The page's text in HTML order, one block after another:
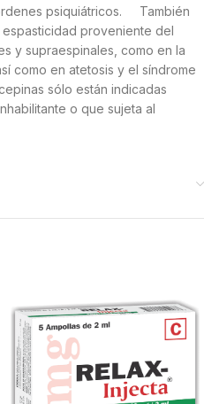
psiquiátricos. También
proveniente del
y supraespinales, como en la
como en atetosis y el síndrome
sólo están indicadas
o que sujeta al